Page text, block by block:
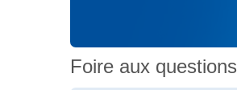
Foire aux questions